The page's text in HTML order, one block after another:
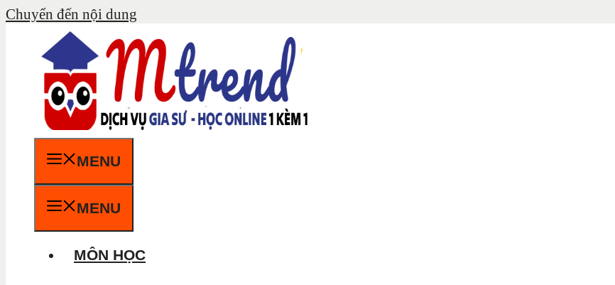
Chuyển đến nội dung
MENU
MENU
MÔN HỌC